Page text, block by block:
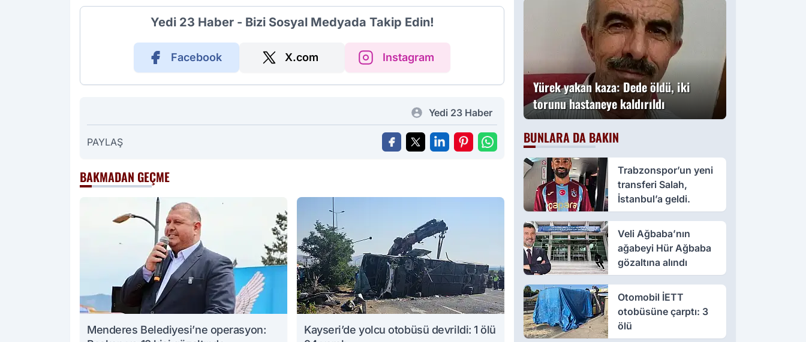
Yedi 23 Haber - Bizi Sosyal Medyada Takip Edin!
Facebook X.com Instagram
Yedi 23 Haber
PAYLAŞ
BAKMADAN GEÇME
Menderes Belediyesi’ne operasyon:
Kayseri’de yolcu otobüsü devrildi: 1 ölü
Yürek yakan kaza: Dede öldü, iki
torunu hastaneye kaldırıldı
BUNLARA DA BAKIN
Trabzonspor’un yeni
transferi Salah,
İstanbul’a geldi.
Veli Ağbaba’nın
ağabeyi Hür Ağbaba
gözaltına alındı
Otomobil İETT
otobüsüne çarptı: 3
ölü